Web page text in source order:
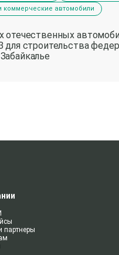
коммерческие автомобили
отечественных
для строительства
партнеры